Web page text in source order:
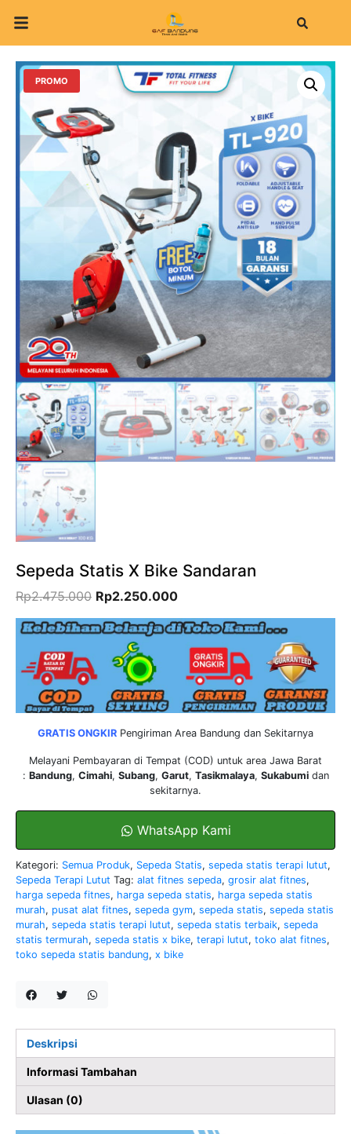
PROMO
Sepeda Statis X Bike Sandaran
Rp2.475.000 Harga
aslinya
adalah:
Rp2.475.000.
Rp2.250.000Harga
saat
ini
adalah:
Rp2.250.000.
GRATIS ONGKIR Pengiriman Area Bandung dan Sekitarnya
Melayani Pembayaran di Tempat (COD) untuk area Jawa Barat
: Bandung, Cimahi, Subang, Garut, Tasikmalaya, Sukabumidan
sekitarnya.
WhatsApp Kami
Kategori: Semua Produk, Sepeda Statis, sepeda statis terapi lutut,
Sepeda Terapi Lutut Tag: alat fitnes sepeda, grosir alat fitnes,
harga sepeda fitnes, harga sepeda statis, harga sepeda statis
murah, pusat alat fitnes, sepeda gym, sepeda statis, sepeda statis
murah, sepeda statis terapi lutut, sepeda statis terbaik, sepeda
statis termurah, sepeda statis x bike, terapi lutut, toko alat fitnes,
toko sepeda statis bandung, x bike
Deskripsi
Informasi Tambahan
Ulasan (0)